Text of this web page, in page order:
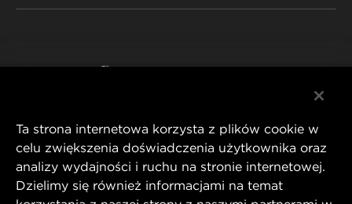
MANN+HUMMEL FT Poland
ul. Wrocławska 145,
Ta strona internetowa korzysta z plików cookie w
celu zwiększenia doświadczenia użytkownika oraz
analizy wydajności i ruchu na stronie internetowej.
Dzielimy się również informacjami na temat